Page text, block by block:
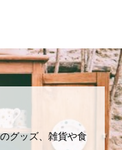
グッズ、雑貨や食